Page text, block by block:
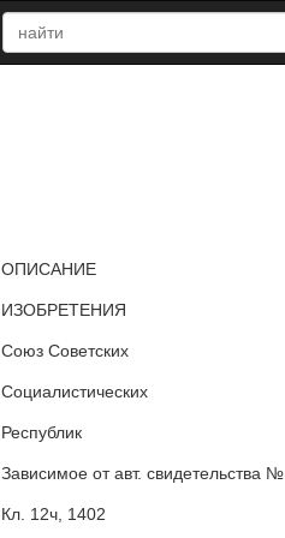
ОПИСАНИЕ
ИЗОБРЕТЕНИЯ
Союз Советских
Социалистических
Республик
Зависимое от авт. свидетельства №
Кл. 12ч, 1402